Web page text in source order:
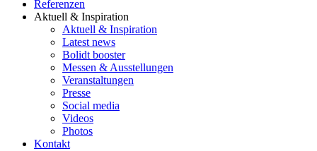
Referenzen
Aktuell & Inspiration
Aktuell & Inspiration
Latest news
Bolidt booster
Messen & Ausstellungen
Veranstaltungen
Presse
Social media
Videos
Photos
Kontakt